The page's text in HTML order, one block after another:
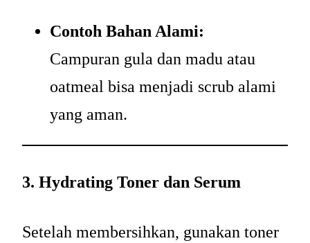
Contoh Bahan Alami:
Campuran gula dan madu atau
oatmeal bisa menjadi scrub alami
yang aman.
3. Hydrating Toner dan Serum
Setelah membersihkan, gunakan toner